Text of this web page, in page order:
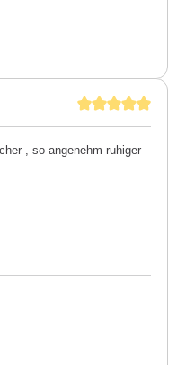
, so angenehm ruhiger